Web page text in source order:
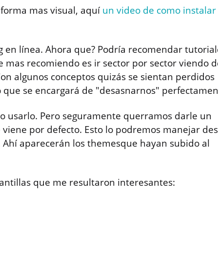
mas visual, aquí un video de como instalar
en línea. Ahora que? Podría recomendar
mas recomiendo es ir sector por sector viendo
algunos conceptos quizás se sientan perdidos
que se encargará de "desasnarnos"
usarlo. Pero seguramente querramos darle un
por defecto. Esto lo podremos manejar
aparecerán los themesque hayan subido al
que me resultaron interesantes: